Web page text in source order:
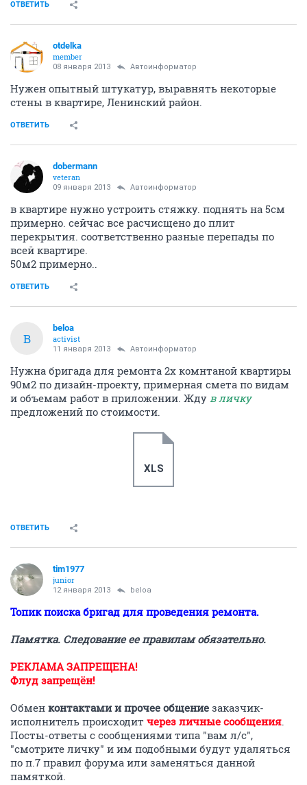
ОТВЕТИТЬ
otdelka
member
08 января 2013 Автоинформатор
Нужен опытный штукатур, выравнять некоторые
стены в квартире, Ленинский район.
ОТВЕТИТЬ
dobermann
veteran
09 января 2013 Автоинформатор
в квартире нужно устроить стяжку. поднять на 5см
примерно. сейчас все расчисщено до плит
перекрытия. соответственно разные перепады по
всей квартире.
50м2 примерно..
ОТВЕТИТЬ
B
beloa
activist
11 января 2013 Автоинформатор
Нужна бригада для ремонта 2х комнтаной квартиры
90м2 по дизайн-проекту, примерная смета по видам
и объемам работ в приложении. Жду в личку
предложений по стоимости.
XLS
ОТВЕТИТЬ
tim1977
junior
12 января 2013 beloa
Топик поиска бригад для проведения ремонта.
Памятка. Следование ее правилам обязательно.
РЕКЛАМА ЗАПРЕЩЕНА!
Флуд запрещён!
Обмен контактами и прочее общение заказчик-
исполнитель происходит через личные сообщения.
Посты-ответы с сообщениями типа "вам л/с",
"смотрите личку" и им подобными будут удаляться
по п.7 правил форума или заменяться данной
памяткой.